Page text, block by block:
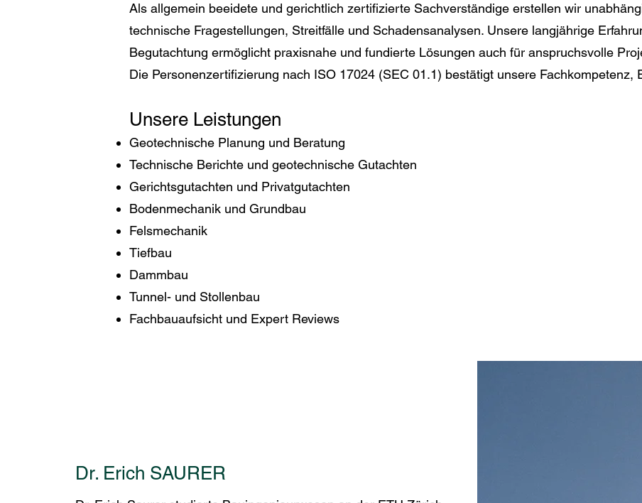
Als allgemein beeidete und gerichtlich zertifizierte Sachverständige erstellen wir
technische Fragestellungen, Streitfälle und Schadensanalysen. Unsere langjährige
Begutachtung ermöglicht praxisnahe und fundierte Lösungen auch für anspruchsvolle
Die Personenzertifizierung nach ISO 17024 (SEC 01.1) bestätigt unsere Fachkompetenz,
Unsere Leistungen
Geotechnische Planung und Beratung
Technische Berichte und geotechnische Gutachten
Gerichtsgutachten und Privatgutachten
Bodenmechanik und Grundbau
Felsmechanik
Tiefbau
Dammbau
Tunnel- und Stollenbau
Fachbauaufsicht und Expert Reviews
Dr. Erich SAURER